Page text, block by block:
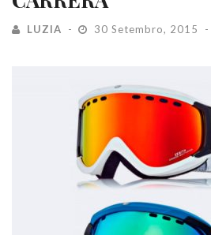
LUZIA 30 Setembro, 2015